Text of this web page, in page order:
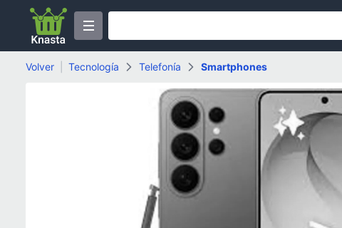
Volver Tecnología Telefonía Smartphones